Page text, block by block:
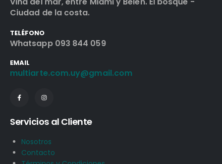
Ciudad de la costa.
TELÉFONO
Whatsapp 093 844 059
EMAIL
multiarte.com.uy@gmail.com
Servicios al Cliente
Nosotros
Contacto